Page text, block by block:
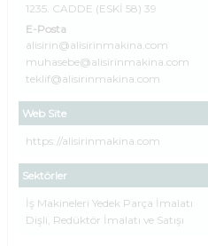
1235. CADDE (ESKİ 58) 39
E-Posta
alisirin@alisirinmakina.com
muhasebe@alisirinmakina.com
teklif@alisirinmakina.com
Web Site
https://alisirinmakina.com
Sektörler
İş Makineleri Yedek Parça İmalatı
Dişli, Redüktör İmalatı ve Satışı